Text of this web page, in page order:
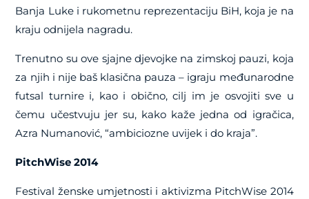
Banja Luke i rukometnu reprezentaciju BiH, koja je na
kraju odnijela nagradu.
Trenutno su ove sjajne djevojke na zimskoj pauzi, koja
za njih i nije baš klasična pauza – igraju međunarodne
futsal turnire i, kao i obično, cilj im je osvojiti sve u
čemu učestvuju jer su, kako kaže jedna od igračica,
Azra Numanović, “ambiciozne uvijek i do kraja”.
PitchWise 2014
Festival ženske umjetnosti i aktivizma PitchWise 2014